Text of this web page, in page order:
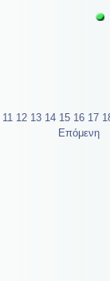
11 12 13 14 15 16 17
Επόμενη